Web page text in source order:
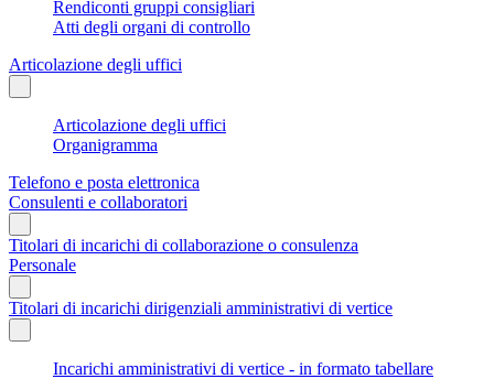
Rendiconti gruppi consigliari
Atti degli organi di controllo
Articolazione degli uffici
Articolazione degli uffici
Organigramma
Telefono e posta elettronica
Consulenti e collaboratori
Titolari di incarichi di collaborazione o consulenza
Personale
Titolari di incarichi dirigenziali amministrativi di vertice
Incarichi amministrativi di vertice - in formato tabellare